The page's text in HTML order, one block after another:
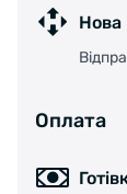
Нова
Оплата